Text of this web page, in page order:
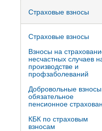
Страховые взносы
Страховые взносы
Взносы на
несчастных случаев
производстве и
профзаболеваний
Добровольные
обязательное
пенсионное
КБК по страховым
взносам